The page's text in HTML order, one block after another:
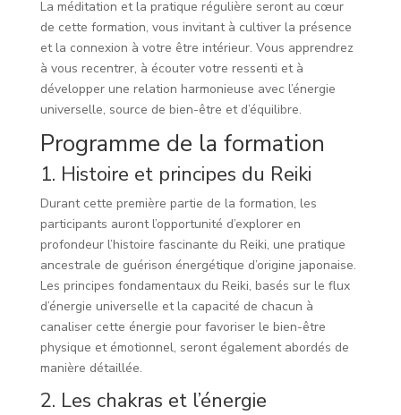
La méditation et la pratique régulière seront au cœur
de cette formation, vous invitant à cultiver la présence
et la connexion à votre être intérieur. Vous apprendrez
à vous recentrer, à écouter votre ressenti et à
développer une relation harmonieuse avec l’énergie
universelle, source de bien-être et d’équilibre.
Programme de la formation
1. Histoire et principes du Reiki
Durant cette première partie de la formation, les
participants auront l’opportunité d’explorer en
profondeur l’histoire fascinante du Reiki, une pratique
ancestrale de guérison énergétique d’origine japonaise.
Les principes fondamentaux du Reiki, basés sur le flux
d’énergie universelle et la capacité de chacun à
canaliser cette énergie pour favoriser le bien-être
physique et émotionnel, seront également abordés de
manière détaillée.
2. Les chakras et l’énergie